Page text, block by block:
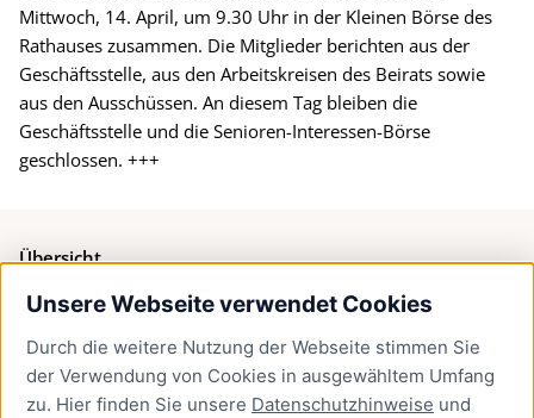
Unsere Webseite verwendet Cookies
Durch die weitere Nutzung der Webseite stimmen Sie
der Verwendung von Cookies in ausgewähltem Umfang
zu. Hier finden Sie unsere Datenschutzhinweise und
Mittwoch, 14. April, um 9.30 Uhr in der Kleinen Börse des
Rathauses zusammen. Die Mitglieder berichten aus der
Geschäftsstelle, aus den Arbeitskreisen des Beirats sowie
aus den Ausschüssen. An diesem Tag bleiben die
Geschäftsstelle und die Senioren-Interessen-Börse
geschlossen. +++
Übersicht
Bürgerservice
Presse
Newsletter Lübeck:kompakt